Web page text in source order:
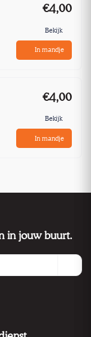
€4,00
Bekijk
In mandje
€4,00
Bekijk
In mandje
in jouw buurt.